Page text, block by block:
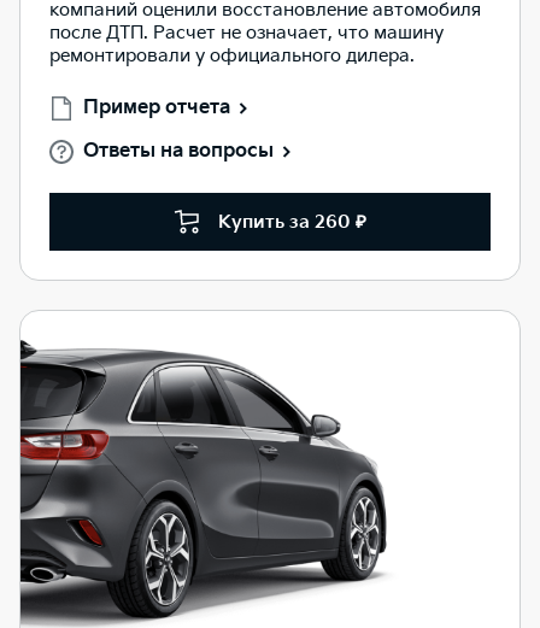
компаний оценили восстановление автомобиля
после ДТП. Расчет не означает, что машину
ремонтировали у официального дилера.
Пример отчета
Ответы на вопросы
Купить за 260 ₽